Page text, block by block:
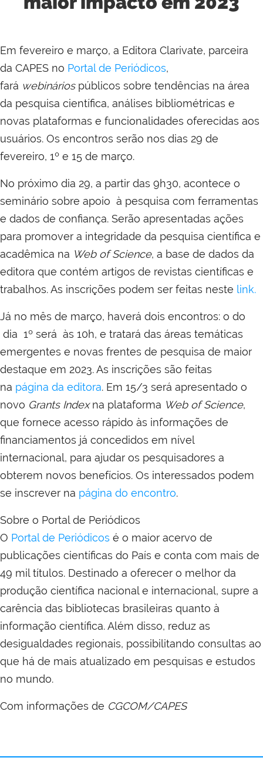
Em fevereiro e março, a Editora Clarivate, parceira
da CAPES no Portal de Periódicos,
fará webináriospúblicos sobre tendências na área
da pesquisa científica, análises bibliométricas e
novas plataformas e funcionalidades oferecidas aos
usuários. Os encontros serão nos dias 29 de
fevereiro, 1º e 15 de março.
No próximo dia 29, a partir das 9h30, acontece o
seminário sobre apoio à pesquisa com ferramentas
e dados de confiança. Serão apresentadas ações
para promover a integridade da pesquisa científica e
acadêmica na Web of Science, a base de dados da
editora que contém artigos de revistas científicas e
trabalhos. As inscrições podem ser feitas neste link.
Já no mês de março, haverá dois encontros: o do
dia 1º será às 10h, e tratará das áreas temáticas
emergentes e novas frentes de pesquisa de maior
destaque em 2023. As inscrições são feitas
na página da editora. Em 15/3 será apresentado o
novo Grants Indexna plataforma Web of Science,
que fornece acesso rápido às informações de
financiamentos já concedidos em nível
internacional, para ajudar os pesquisadores a
obterem novos benefícios. Os interessados podem
se inscrever na página do encontro.
Sobre o Portal de Periódicos
O Portal de Periódicos é o maior acervo de
publicações científicas do País e conta com mais de
49 mil títulos. Destinado a oferecer o melhor da
produção científica nacional e internacional, supre a
carência das bibliotecas brasileiras quanto à
informação científica. Além disso, reduz as
desigualdades regionais, possibilitando consultas ao
que há de mais atualizado em pesquisas e estudos
no mundo.
Com informações de CGCOM/CAPES